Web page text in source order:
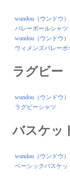
wundou（ウンドウ）
バレーボールシャツ
wundou（ウンドウ）
ウィメンズバレーボ
ラグビ
wundou（ウンドウ）
ラグビーシャツ
バスケッ
wundou（ウンドウ）
ベーシックバスケッ